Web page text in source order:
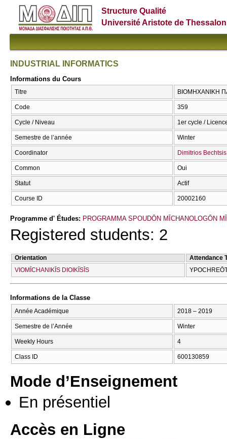
Structure Qualité
Université Aristote de
INDUSTRIAL INFORMATICS
Informations du Cours
Titre ΒΙΟΜΗΧΑΝΙΚΗ
Code 359
Cycle / Niveau 1er cycle /
Semestre de l’année Winter
Coordinator Dimitrios Bechtsis
Common Oui
Statut Actif
Course ID 20002160
Programme d' Études: PROGRAMMA SPOUDŌN MĪCΗANOLOGŌN
Registered students: 2
Orientation
Attendance
VIOMĪCΗANIKĪS DIOIKĪSĪS
Informations de la Classe
Année Académique 2018 – 2019
Semestre de l’Année Winter
Weekly Hours 4
Class ID 600130859
Mode d’Enseignement
En présentiel
Accès en Ligne